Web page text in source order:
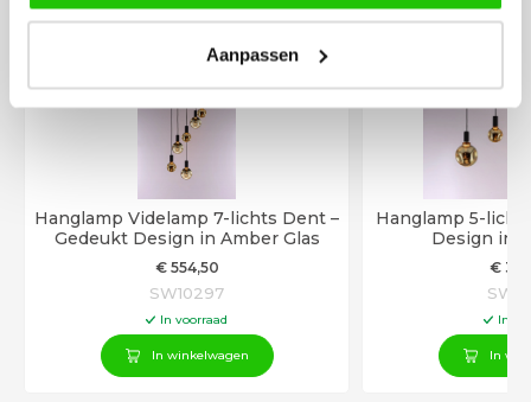
Aanpassen
Hanglamp Videlamp 7-lichts Dent –
Gedeukt Design in Amber Glas
€554,50
SW10297
In voorraad
In winkelwagen
Hanglamp 5-
Design in
€
In
In